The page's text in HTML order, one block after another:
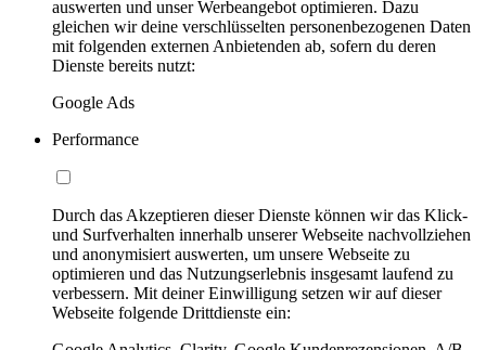
auswerten und unser Werbeangebot optimieren. Dazu
gleichen wir deine verschlüsselten personenbezogenen Daten
mit folgenden externen Anbietenden ab, sofern du deren
Dienste bereits nutzt:
Google Ads
Performance
Durch das Akzeptieren dieser Dienste können wir das Klick-
und Surfverhalten innerhalb unserer Webseite nachvollziehen
und anonymisiert auswerten, um unsere Webseite zu
optimieren und das Nutzungserlebnis insgesamt laufend zu
verbessern. Mit deiner Einwilligung setzen wir auf dieser
Webseite folgende Drittdienste ein: